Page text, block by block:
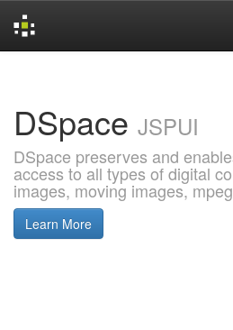
DSpace JSPUI
DSpace preserves and
access to all types of digital
images, moving images,
Learn More